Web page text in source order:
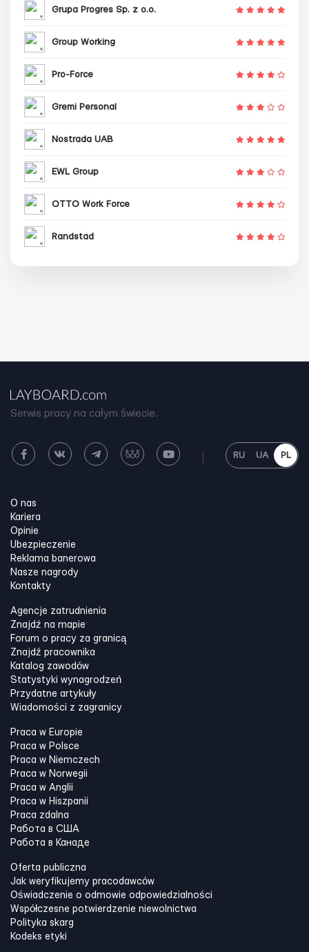
Grupa Progres Sp. z o.o.
Group Working
Pro-Force
Gremi Personal
Nostrada UAB
EWL Group
OTTO Work Force
Randstad
Serwis pracy na całym świecie.
RU UA PL
O nas
Kariera
Opinie
Ubezpieczenie
Reklama banerowa
Nasze nagrody
Kontakty
Agencje zatrudnienia
Znajdź na mapie
Forum o pracy za granicą
Znajdź pracownika
Katalog zawodów
Statystyki wynagrodzeń
Przydatne artykuły
Wiadomości z zagranicy
Praca w Europie
Praca w Polsce
Praca w Niemczech
Praca w Norwegii
Praca w Anglii
Praca w Hiszpanii
Praca zdalna
Работа в США
Работа в Канадe
Oferta publiczna
Jak weryfikujemy pracodawców
Oświadczenie o odmowie odpowiedzialności
Współczesne potwierdzenie niewolnictwa
Polityka skarg
Kodeks etyki